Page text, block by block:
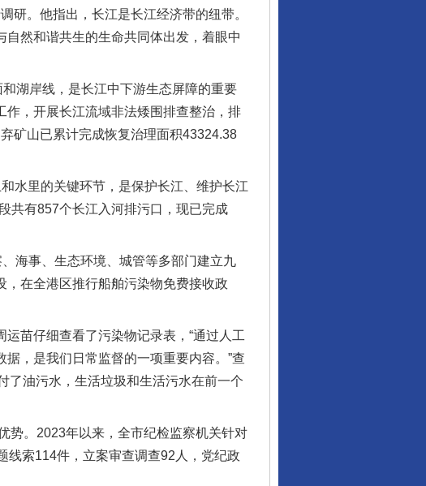
。他指出，长江是长江经济带的纽带。
然和谐共生的生命共同体出发，着眼中
湖岸线，是长江中下游生态屏障的重要
，开展长江流域非法矮围排查整治，排
矿山已累计完成恢复治理面积43324.38
水里的关键环节，是保护长江、维护长江
共有857个长江入河排污口，现已完成
海事、生态环境、城管等多部门建立九
在全港区推行船舶污染物免费接收政
苗仔细查看了污染物记录表，“通过人工
，是我们日常监督的一项重要内容。”查
了油污水，生活垃圾和生活污水在前一个
势。2023年以来，全市纪检监察机关针对
线索114件，立案审查调查92人，党纪政